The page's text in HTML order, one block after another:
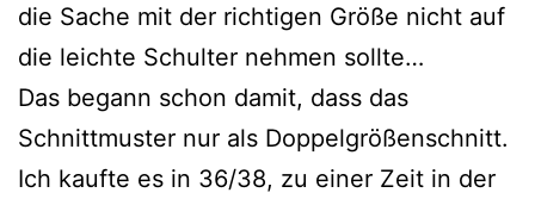
die Sache mit der richtigen Größe nicht auf
die leichte Schulter nehmen sollte…
Das begann schon damit, dass das
Schnittmuster nur als Doppelgrößenschnitt.
Ich kaufte es in 36/38, zu einer Zeit in der